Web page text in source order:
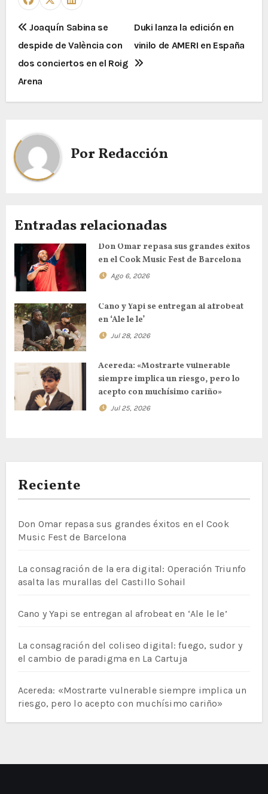
Joaquín Sabina se
despide de València con
dos conciertos en el Roig
Arena
Duki lanza la edición en
vinilo de AMERI en España
PorRedacción
Entradas relacionadas
Don Omar repasa sus grandes éxitos
en el Cook Music Fest de Barcelona
Ago 6, 2026
Cano y Yapi se entregan al afrobeat
en ‘Ale le le’
Jul 28, 2026
Acereda: «Mostrarte vulnerable
siempre implica un riesgo, pero lo
acepto con muchísimo cariño»
Jul 25, 2026
Reciente
Don Omar repasa sus grandes éxitos en el Cook
Music Fest de Barcelona
La consagración de la era digital: Operación Triunfo
asalta las murallas del Castillo Sohail
Cano y Yapi se entregan al afrobeat en ‘Ale le le’
La consagración del coliseo digital: fuego, sudor y
el cambio de paradigma en La Cartuja
Acereda: «Mostrarte vulnerable siempre implica un
riesgo, pero lo acepto con muchísimo cariño»